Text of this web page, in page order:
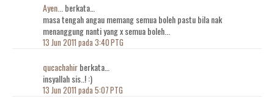
Ayen...
berkata…
masa tengah angau memang semua boleh pastu bila nak
menanggung nanti yang x semua boleh...
13 Jun 2011 pada 3:40 PTG
qucachahirberkata…
insyallah sis..! :)
13 Jun 2011 pada 5:07 PTG